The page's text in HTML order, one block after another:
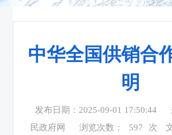
中华全国供销合
明
发布日期：2025-09-01 17:50:44
民政府网
浏览次数： 597 次